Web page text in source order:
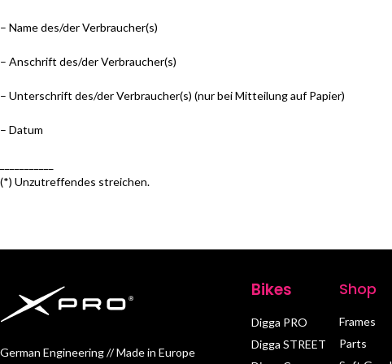
– Name des/der Verbraucher(s)
– Anschrift des/der Verbraucher(s)
– Unterschrift des/der Verbraucher(s) (nur bei Mitteilung auf Papier)
– Datum
(*) Unzutreffendes streichen.
German Engineering // Made in Europe
Bikes
Digga PRO
Digga STREET
Shop
Frames
Parts